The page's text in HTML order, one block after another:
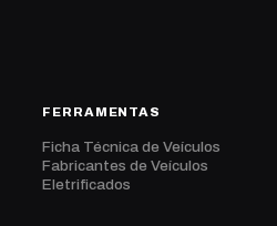
FERRAMENTAS
Ficha Técnica de Veículos
Fabricantes de Veículos
Eletrificados